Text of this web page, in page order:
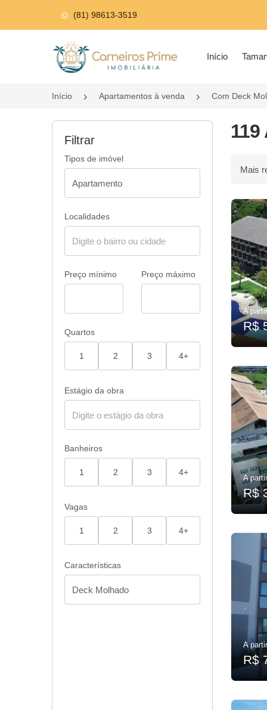
(81) 98613-3519
Página inicial
Início
Início Apartamentos à venda Com Deck
Filtrar
Tipos de imóvel
Localidades
Preço mínimo Preço máximo
Quartos
1 2 3 4+
Estágio da obra
Banheiros
1 2 3 4+
Vagas
1 2 3 4+
Características
Ordenar
A
R$
A
R$
A
R$